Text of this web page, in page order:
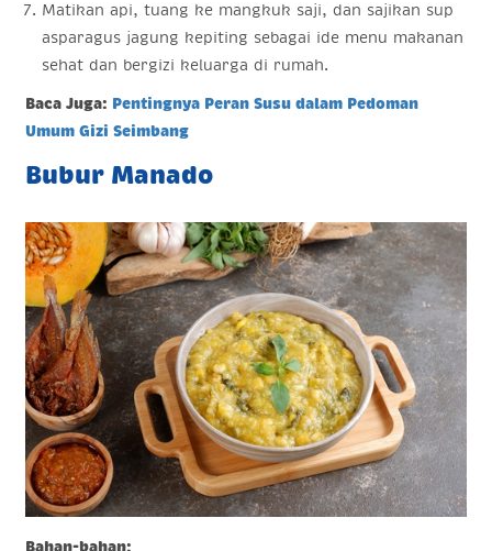
Matikan api, tuang ke mangkuk saji, dan sajikan sup
asparagus jagung kepiting sebagai ide menu makanan
sehat dan bergizi keluarga di rumah.
Baca Juga: Pentingnya Peran Susu dalam Pedoman
Umum Gizi Seimbang
Bubur Manado
Bahan-bahan: